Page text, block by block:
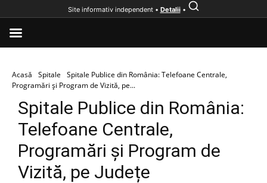
Acasă Spitale
Spitale Publice din România: Telefoane Centrale,
Programări și Program de Vizită, pe...
Spitale Publice din România:
Telefoane Centrale,
Programări și Program de
Vizită, pe Județe
Site informativ independent • Detalii•